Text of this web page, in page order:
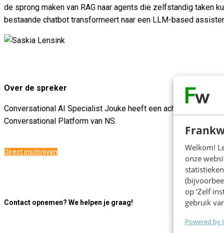
Welkom!
onze
op ‘Zelf
gebruik
Powered by
de sprong maken van RAG naar agents die zelfstandig taken
bestaande chatbot transformeert naar een LLM-based
Over de spreker
Conversational AI Specialist Jouke heeft een achtergrond in
Conversational Platform van NS.
Direct inschrijven
Contact opnemen? We helpen je graag!